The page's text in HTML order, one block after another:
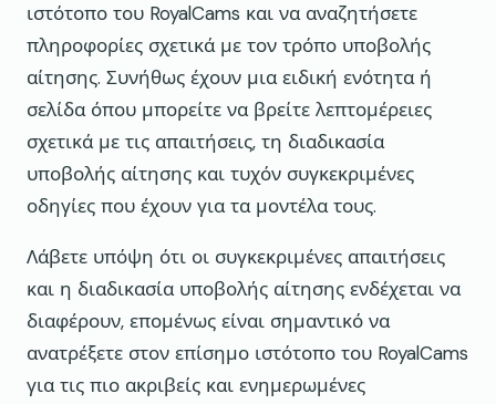
ιστότοπο του RoyalCams και να αναζητήσετε
πληροφορίες σχετικά με τον τρόπο υποβολής
αίτησης. Συνήθως έχουν μια ειδική ενότητα ή
σελίδα όπου μπορείτε να βρείτε λεπτομέρειες
σχετικά με τις απαιτήσεις, τη διαδικασία
υποβολής αίτησης και τυχόν συγκεκριμένες
οδηγίες που έχουν για τα μοντέλα τους.
Λάβετε υπόψη ότι οι συγκεκριμένες απαιτήσεις
και η διαδικασία υποβολής αίτησης ενδέχεται να
διαφέρουν, επομένως είναι σημαντικό να
ανατρέξετε στον επίσημο ιστότοπο του RoyalCams
για τις πιο ακριβείς και ενημερωμένες